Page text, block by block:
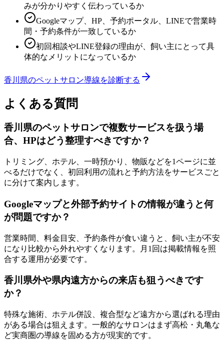
みが分かりやすく伝わっているか
Googleマップ、HP、予約ポータル、LINEで営業時
間・予約条件が一致しているか
初回相談やLINE登録の理由が、飼い主にとって具
体的なメリットになっているか
香川県のペットサロン導線を診断する
よくある質問
香川県のペットサロンで複数サービスを扱う場
合、HPはどう整理すべきですか？
トリミング、ホテル、一時預かり、物販などを1ページに並
べるだけでなく、初回利用の流れと予約方法をサービスごと
に分けて案内します。
Googleマップと外部予約サイトの情報が違うと何
が問題ですか？
営業時間、料金目安、予約条件が食い違うと、飼い主が不安
になり比較から外れやすくなります。月1回は掲載情報を照
合する運用が必要です。
香川県外や県内遠方からの来店も狙うべきです
か？
特殊な施術、ホテル併設、複合型など遠方から選ばれる理由
がある場合は狙えます。一般的なサロンはまず高松・丸亀な
ど実商圏の導線を固める方が現実的です。